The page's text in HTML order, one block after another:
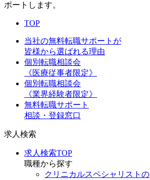
ポートします。
TOP
当社の無料転職サポートが
皆様から選ばれる理由
個別転職相談会
《医療従事者限定》
個別転職相談会
《業界経験者限定》
無料転職サポート
相談・登録窓口
求人検索
求人検索TOP
職種から探す
クリニカルスペシャリストの